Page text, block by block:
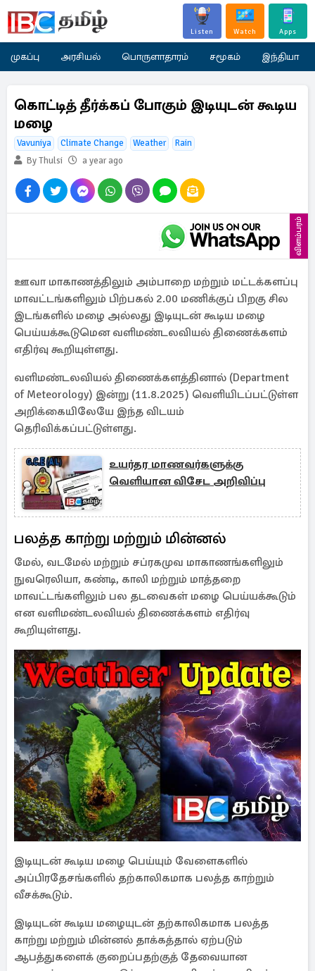
Listen Watch Apps
முகப்பு அரசியல் பொருளாதாரம் சமூகம் இந்தியா
கொட்டித் தீர்க்கப் போகும் இடியுடன் கூடிய
மழை
Vavuniya Climate Change Weather
Rain
By Thulsi
a year ago
விளம்பரம்
ஊவா மாகாணத்திலும் அம்பாறை மற்றும் மட்டக்களப்பு
மாவட்டங்களிலும் பிற்பகல் 2.00 மணிக்குப் பிறகு சில
இடங்களில் மழை அல்லது இடியுடன் கூடிய மழை
பெய்யக்கூடுமென வளிமண்டலவியல் திணைக்களம்
எதிர்வு கூறியுள்ளது.
வளிமண்டலவியல் திணைக்களத்தினால் (Department
of Meteorology) இன்று (11.8.2025) வெளியிடப்பட்டுள்ள
அறிக்கையிலேயே இந்த விடயம்
தெரிவிக்கப்பட்டுள்ளது.
உயர்தர மாணவர்களுக்கு
வெளியான விசேட அறிவிப்பு
பலத்த காற்று மற்றும் மின்னல்
மேல், வடமேல் மற்றும் சப்ரகமுவ மாகாணங்களிலும்
நுவரெலியா, கண்டி, காலி மற்றும் மாத்தறை
மாவட்டங்களிலும் பல தடவைகள் மழை பெய்யக்கூடும்
என வளிமண்டலவியல் திணைக்களம் எதிர்வு
கூறியுள்ளது.
இடியுடன் கூடிய மழை பெய்யும் வேளைகளில்
அப்பிரதேசங்களில் தற்காலிகமாக பலத்த காற்றும்
வீசக்கூடும்.
இடியுடன் கூடிய மழையுடன் தற்காலிகமாக பலத்த
காற்று மற்றும் மின்னல் தாக்கத்தால் ஏற்படும்
ஆபத்துகளைக் குறைப்பதற்குத் தேவையான